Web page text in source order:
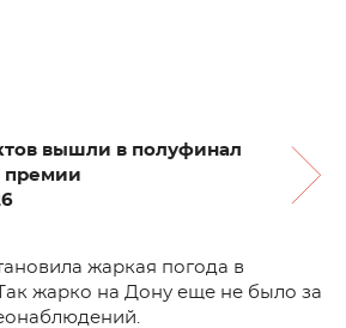
вышли в полуфинал
премии
жаркая погода в
жарко на Дону еще не было за